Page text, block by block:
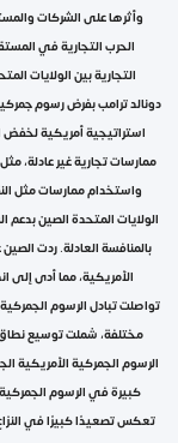
وأثرها على الشركات
الحرب التجارية في
دونالد ترامب بفرض رسوم
استراتيجية أمريكية لخفض
ممارسات تجارية غير عادلة،
واستخدام ممارسات مثل
الولايات المتحدة الصين
بالمنافسة العادلة. ردت
الأمريكية، مما أدى إلى
تواصلت تبادل الرسوم
مختلفة، شملت توسيع
تعكس تصعيدًا كبيرًا في